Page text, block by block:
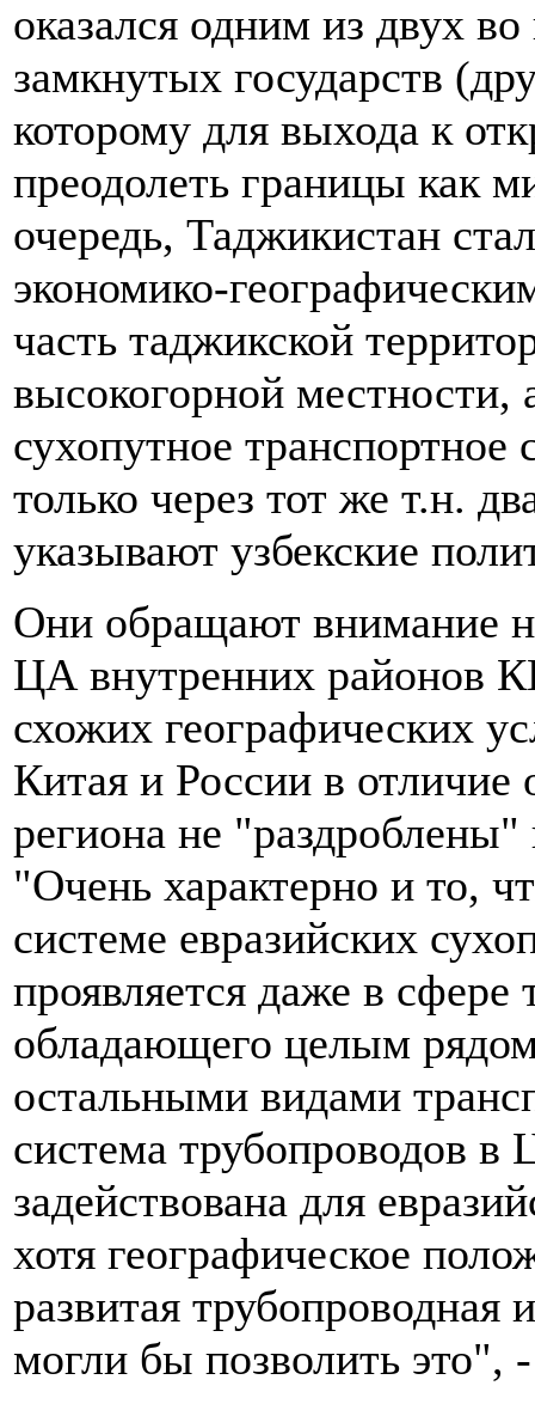
оказался одним из двух
замкнутых государств
которому для выхода к
преодолеть границы как
очередь, Таджикистан
экономико-
часть таджикской
высокогорной местности,
сухопутное
только через тот же т.н.
указывают узбекские
Они обращают внимание
ЦА внутренних районов
схожих географических
Китая и России в отличие
региона не
"Очень характерно и то,
системе евразийских
проявляется даже в сфере
обладающего целым
остальными видами
система трубопроводов
задействована для
хотя географическое
развитая трубопроводная
могли бы позволить это",